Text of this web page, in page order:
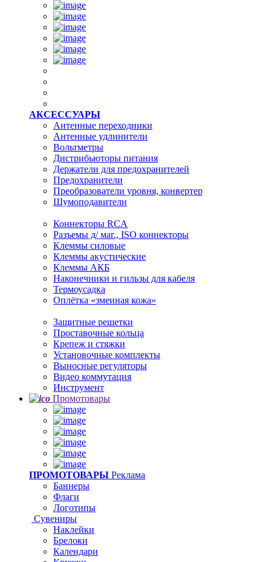
АКСЕССУАРЫ
Антенные переходники
Антенные удлинители
Вольтметры
Дистрибьюторы питания
Держатели для предохранителей
Предохранители
Преобразователи уровня, конвертер
Шумоподавители
Коннекторы RCA
Разъемы д/ маг., ISO коннекторы
Клеммы силовые
Клеммы акустические
Клеммы АКБ
Наконечники и гильзы для кабеля
Термоусадка
Оплётка «змеиная кожа»
Защитные решетки
Проставочные кольца
Крепеж и стяжки
Установочные комплекты
Выносные регуляторы
Видео коммутация
Инструмент
Промотовары
ПРОМОТОВАРЫ Реклама
Баннеры
Флаги
Логотипы
Сувениры
Наклейки
Брелоки
Календари